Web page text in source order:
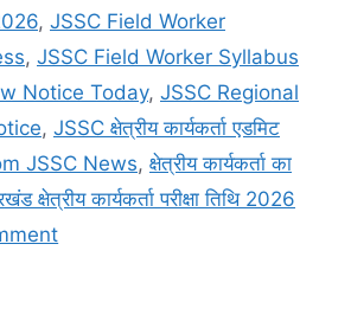
, JSSC Field Worker
, JSSC Field Worker Syllabus
Notice Today, JSSC Regional
, JSSC क्षेत्रीय कार्यकर्ता एडमिट
JSSC News, क्षेत्रीय कार्यकर्ता का
क्षेत्रीय कार्यकर्ता परीक्षा तिथि 2026